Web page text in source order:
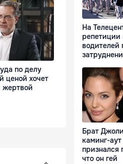
по делу
ценой хочет
жертвой
На
репетиции
водителей
Брат
каминг-
признался
что он гей